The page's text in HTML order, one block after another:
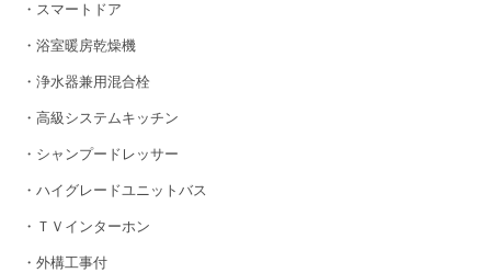
・スマートドア
・浴室暖房乾燥機
・浄水器兼用混合栓
・高級システムキッチン
・シャンプードレッサー
・ハイグレードユニットバス
・ＴＶインターホン
・外構工事付